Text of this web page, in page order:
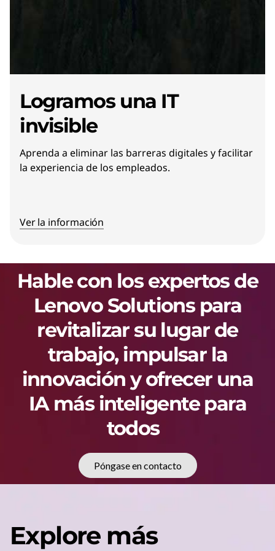
Logramos una IT
invisible
Aprenda a eliminar las barreras digitales y facilitar
la experiencia de los empleados.
Ver la información
Hable con los expertos de
Lenovo Solutions para
revitalizar su lugar de
trabajo, impulsar la
innovación y ofrecer una
IA más inteligente para
todos
Póngase en contacto
Explore más